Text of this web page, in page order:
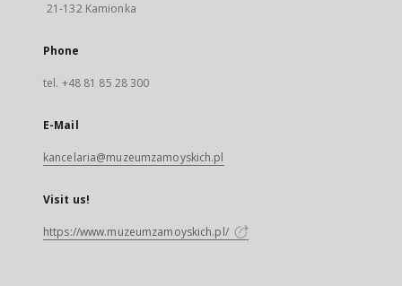
21-132 Kamionka
Phone
tel. +48 81 85 28 300
E-Mail
kancelaria@muzeumzamoyskich.pl
Visit us!
https://www.muzeumzamoyskich.pl/